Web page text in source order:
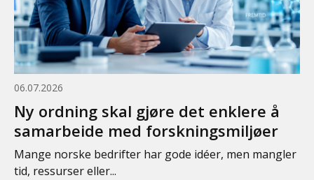
06.07.2026
Ny ordning skal gjøre det enklere å
samarbeide med forskningsmiljøer
Mange norske bedrifter har gode idéer, men mangler
tid, ressurser eller...